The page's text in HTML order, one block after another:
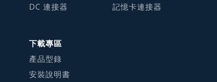
DC 連接器
記憶卡連接器
下載專區
產品型錄
安裝說明書